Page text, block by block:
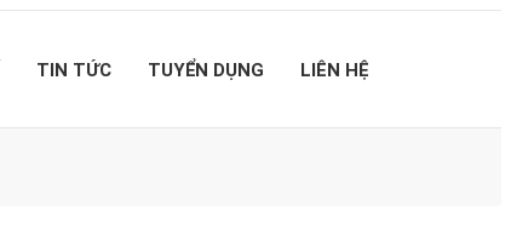
TIN TỨC TUYỂN DỤNG LIÊN HỆ